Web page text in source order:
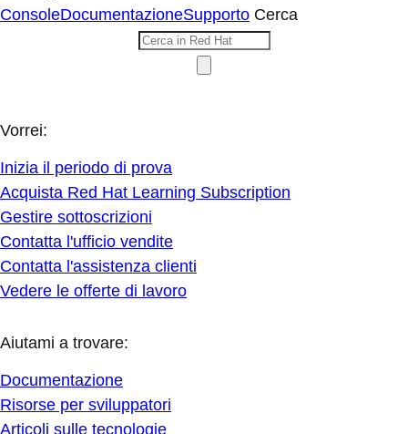
ConsoleDocumentazioneSupporto Cerca
Vorrei:
Inizia il periodo di prova
Acquista Red Hat Learning Subscription
Gestire sottoscrizioni
Contatta l'ufficio vendite
Contatta l'assistenza clienti
Vedere le offerte di lavoro
Aiutami a trovare:
Documentazione
Risorse per sviluppatori
Articoli sulle tecnologie